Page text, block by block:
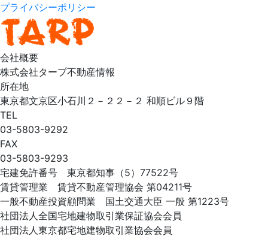
プライバシーポリシー
会社概要
株式会社タープ不動産情報
所在地
東京都文京区小石川２－２２－２ 和順ビル９階
TEL
03-5803-9292
FAX
03-5803-9293
宅建免許番号 東京都知事（5）77522号
賃貸管理業 賃貸不動産管理協会 第04211号
一般不動産投資顧問業 国土交通大臣 一般 第1223号
社団法人全国宅地建物取引業保証協会会員
社団法人東京都宅地建物取引業協会会員